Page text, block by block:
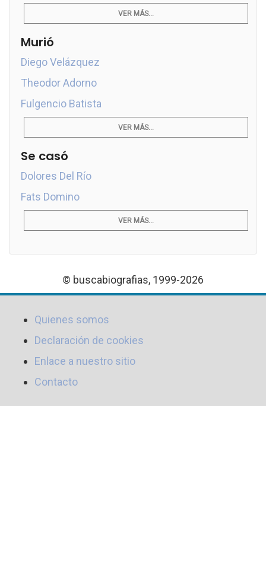
VER MÁS...
Murió
Diego Velázquez
Theodor Adorno
Fulgencio Batista
VER MÁS...
Se casó
Dolores Del Río
Fats Domino
VER MÁS...
© buscabiografias, 1999-2026
Quienes somos
Declaración de cookies
Enlace a nuestro sitio
Contacto